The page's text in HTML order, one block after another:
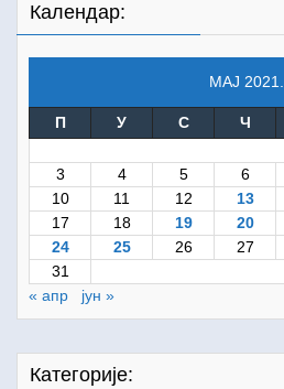
Календар:
МАЈ 2021.
П У С Ч
3
4 5 6
10
11 12 13
17
18 19 20
24
25 26 27
31
« апр
јун »
Категорије: